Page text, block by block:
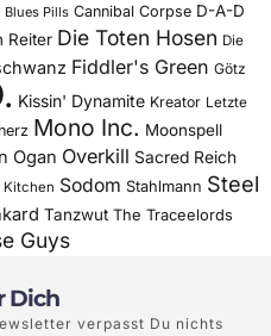
Blues Pills Cannibal Corpse D-A-D
Reiter Die Toten Hosen Die
Fiddler's Green Götz
Kissin' Dynamite Kreator Letzte
Mono Inc. Moonspell
Ogan Overkill Sacred Reich
Kitchen Sodom Stahlmann Steel
Tanzwut The Traceelords
Guys
Dich
verpasst Du nichts